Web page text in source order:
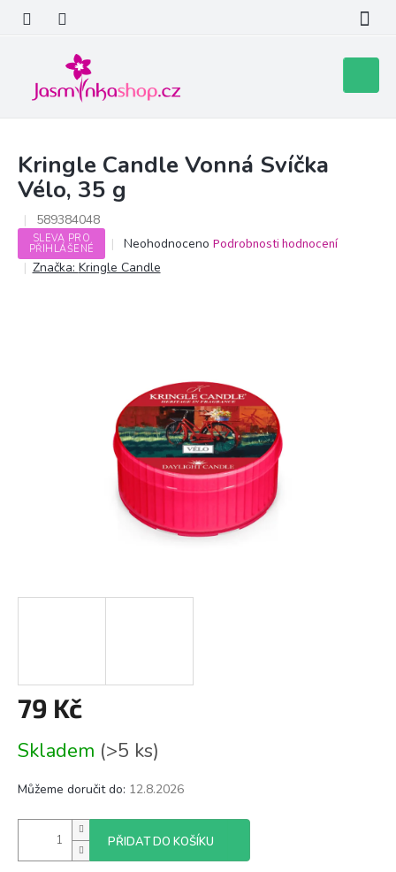
obsah
košík
Kringle Candle Vonná Svíčka
Vélo, 35 g
589384048
SLEVA PRO
PŘIHLÁŠENÉ
Průměrné
hodnocení
produktu
Neohodnoceno Podrobnosti hodnocení
Značka: Kringle Candle
79 Kč
cena:
Skladem (>5 ks)
Můžeme doručit do: 12.8.2026
PŘIDAT DO KOŠÍKU